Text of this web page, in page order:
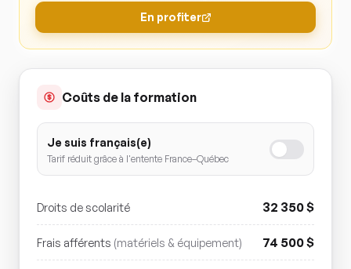
En profiter
Coûts de la formation
Je suis français(e)
Tarif réduit grâce à l'entente France–Québec
Droits de scolarité 32 350$
Frais afférents (matériels & équipement) 74 500$